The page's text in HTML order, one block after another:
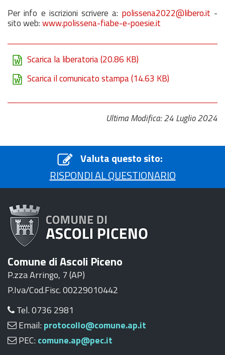
Per info e iscrizioni scrivere a: polissena2022@libero.it -
sito web:www.polissena-fiabe-e-poesie.it
Scarica la liberatoria(20.86 KB)
Scarica il comunicato stampa(14.63 KB)
Ultima Modifica: 24 Luglio 2024
Valuta questo sito:
RISPONDI AL QUESTIONARIO
Comune di Ascoli Piceno
P.zza Arringo, 7 (AP)
P.Iva/Cod.Fisc. 00229010442
Tel. 0736 2981
Email: protocollo@comune.ap.it
PEC: comune.ap@pec.it